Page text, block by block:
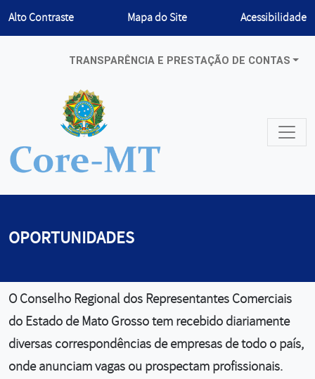
Habilitar
Alto Contraste Mapa do Site Acessibilidade
TRANSPARÊNCIA E PRESTAÇÃO DE CONTAS
OPORTUNIDADES
O Conselho Regional dos Representantes Comerciais
do Estado de Mato Grosso tem recebido diariamente
diversas correspondências de empresas de todo o país,
onde anunciam vagas ou prospectam profissionais.